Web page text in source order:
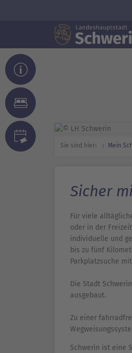
Sie sind hier: Mein
Sicher
Für viele
oder in der
individuelle und
bis zu fünf
Parkplatzsuche
Die Stadt
ausgebaut.
Zu einer
Schwerin ist eine